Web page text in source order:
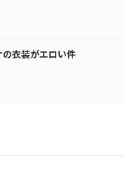
衣装がエロい件